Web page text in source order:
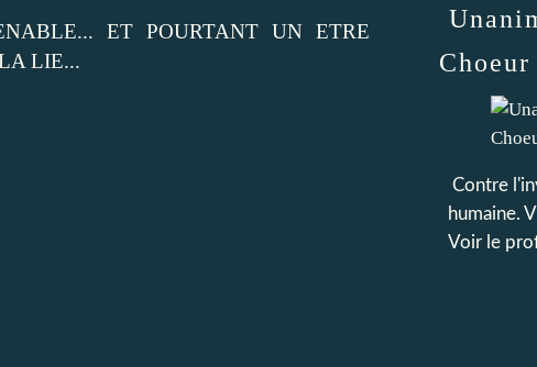
ET POURTANT UN ETRE
LIE...
Contre
humaine.
Voir le